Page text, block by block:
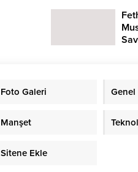
Foto Galeri Genel
Manşet
Sitene Ekle